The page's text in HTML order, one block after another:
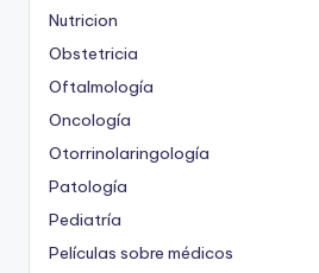
Nutricion
Obstetricia
Oftalmología
Oncología
Otorrinolaringología
Patología
Pediatría
Películas sobre médicos